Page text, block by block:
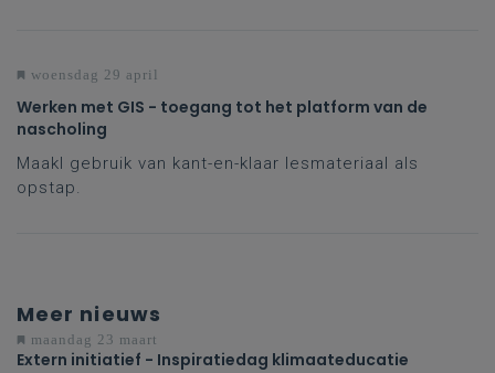
woensdag 29 april
Werken met GIS - toegang tot het platform van de
nascholing
Maakl gebruik van kant-en-klaar lesmateriaal als
opstap.
Meer nieuws
maandag 23 maart
Extern initiatief - Inspiratiedag klimaateducatie